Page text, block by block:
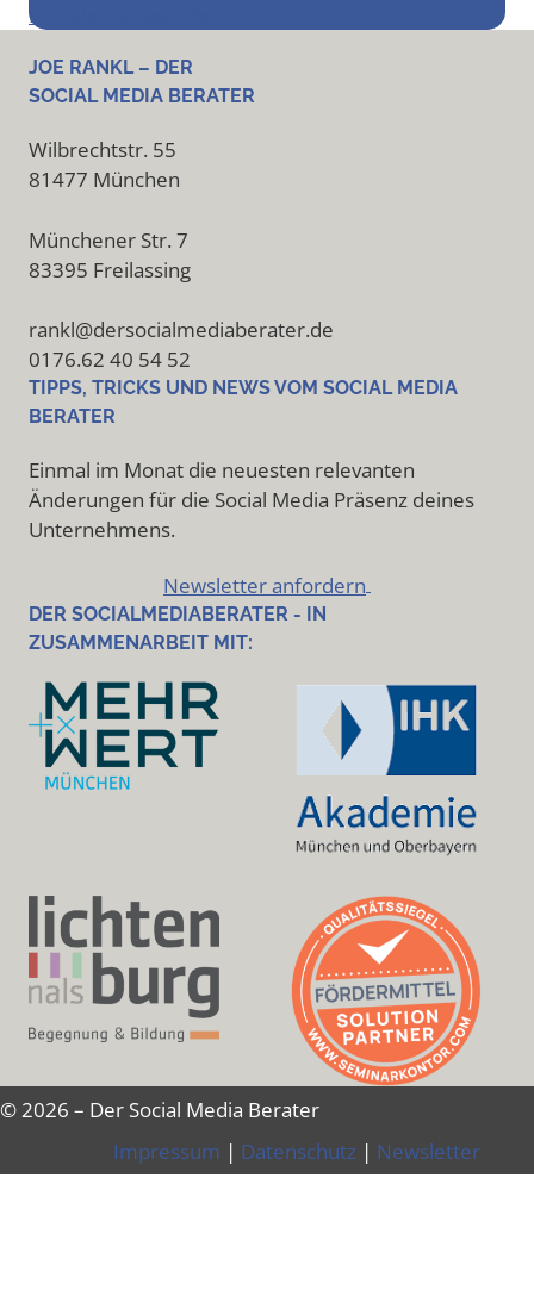
Newsletter bestellen
JOE RANKL – DER
SOCIAL MEDIA BERATER
Wilbrechtstr. 55
81477 München
Münchener Str. 7
83395 Freilassing
rankl@dersocialmediaberater.de
0176.62 40 54 52
TIPPS, TRICKS UND NEWS VOM SOCIAL MEDIA
BERATER
Einmal im Monat die neuesten relevanten
Änderungen für die Social Media Präsenz deines
Unternehmens.
Newsletter anfordern
DER SOCIALMEDIABERATER - IN
ZUSAMMENARBEIT MIT:
© 2026 – Der Social Media Berater
Impressum | Datenschutz | Newsletter